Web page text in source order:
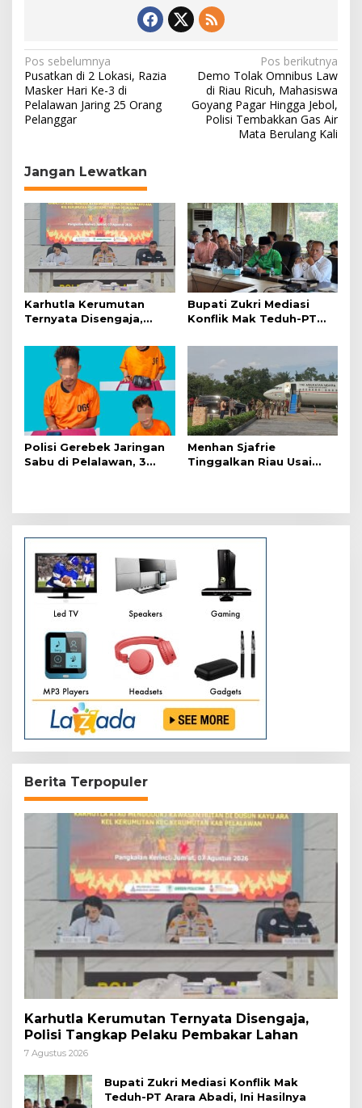
N
a
v
a
s
i
p
o
s
Pos sebelumnya
Pusatkan di 2 Lokasi, Razia
Masker Hari Ke-3 di
Pelalawan Jaring 25 Orang
Pelanggar
Pos berikutnya
Demo Tolak Omnibus Law
di Riau Ricuh, Mahasiswa
Goyang Pagar Hingga Jebol,
Polisi Tembakkan Gas Air
Mata Berulang Kali
Jangan Lewatkan
Karhutla Kerumutan
Ternyata Disengaja,
Pembakar Lahan
Bupati Zukri Mediasi
Konflik Mak Teduh-PT
Polisi Gerebek Jaringan
Sabu di Pelalawan, 3
Menhan Sjafrie
Tinggalkan Riau Usai
Berita Terpopuler
Karhutla Kerumutan Ternyata Disengaja,
Polisi Tangkap Pelaku Pembakar Lahan
7 Agustus 2026
Bupati Zukri Mediasi Konflik Mak
Teduh-PT Arara Abadi, Ini Hasilnya